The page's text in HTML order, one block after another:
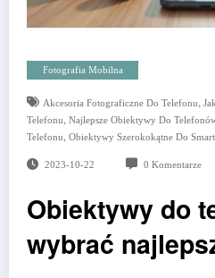
Fotografia Mobilna
Akcesoria Fotograficzne Do Telefonu,
Telefonu, Najlepsze Obiektywy Do
Telefonu, Obiektywy Szerokokątne Do
2023-10-22 0 Komentarze
Obiektywy do
wybrać